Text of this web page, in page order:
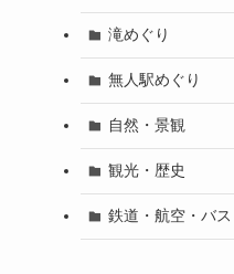
滝めぐり
無人駅めぐり
自然・景観
観光・歴史
鉄道・航空・バス